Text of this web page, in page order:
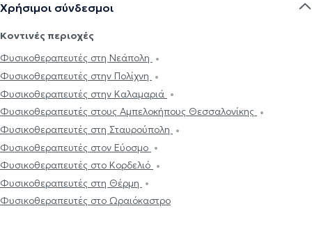
Χρήσιμοι σύνδεσμοι
Κοντινές περιοχές
Φυσικοθεραπευτές στη Νεάπολη
Φυσικοθεραπευτές στην Πολίχνη
Φυσικοθεραπευτές στην Καλαμαριά
Φυσικοθεραπευτές στους Αμπελοκήπους Θεσσαλονίκης
Φυσικοθεραπευτές στη Σταυρούπολη
Φυσικοθεραπευτές στον Εύοσμο
Φυσικοθεραπευτές στο Κορδελιό
Φυσικοθεραπευτές στη Θέρμη
Φυσικοθεραπευτές στο Ωραιόκαστρο